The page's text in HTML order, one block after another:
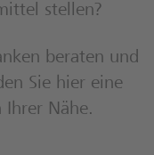
stellen?
beraten und
Sie hier eine
Ihrer Nähe.